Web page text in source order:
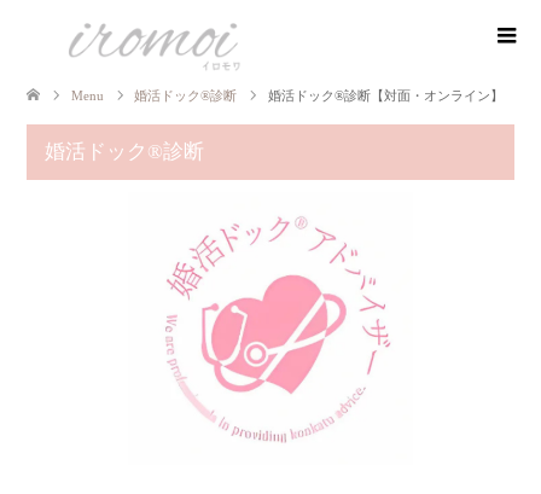
Menu 婚活ドック®診断 婚活ドック®診断【対面・オンライン】
婚活ドック®診断